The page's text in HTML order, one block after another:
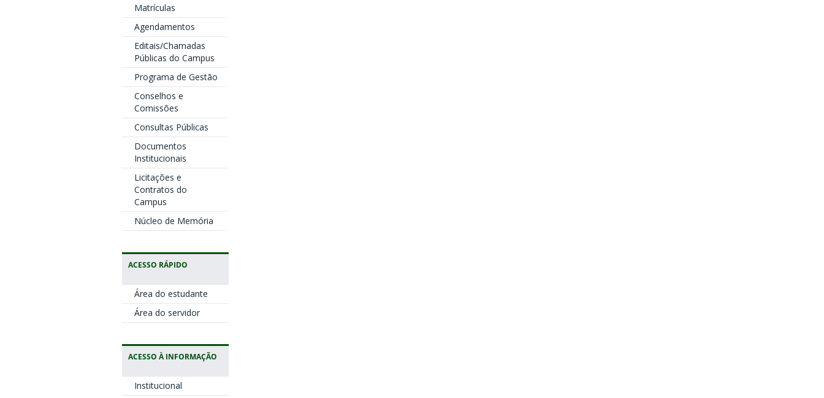
Matrículas
Agendamentos
Editais/Chamadas
Públicas do Campus
Programa de Gestão
Conselhos e
Comissões
Consultas Públicas
Documentos
Institucionais
Licitações e
Contratos do
Campus
Núcleo de Memória
ACESSO RÁPIDO
Área do estudante
Área do servidor
ACESSO À INFORMAÇÃO
Institucional